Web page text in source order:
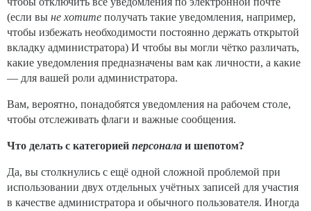
(если вы не хотите получать такие уведомления, например,
чтобы избежать необходимости постоянно держать открытой
вкладку администратора) И чтобы вы могли чётко различать,
какие уведомления предназначены вам как личности, а какие
— для вашей роли администратора.
Вам, вероятно, понадобятся уведомления на рабочем столе,
чтобы отслеживать флаги и важные сообщения.
Что делать с категорией персонала и шепотом?
Да, вы столкнулись с ещё одной сложной проблемой при
использовании двух отдельных учётных записей для участия
в качестве администратора и обычного пользователя. Иногда